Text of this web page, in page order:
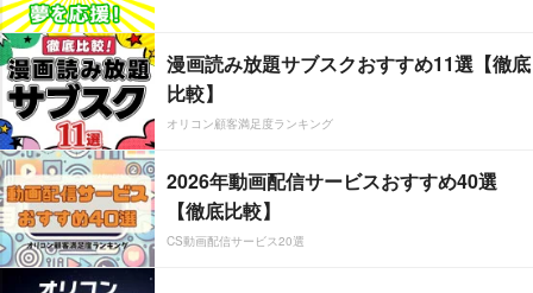
漫画読み放題サブスクおすすめ11選【徹底
比較】
オリコン顧客満足度ランキング
2026年動画配信サービスおすすめ40選
【徹底比較】
CS動画配信サービス20選